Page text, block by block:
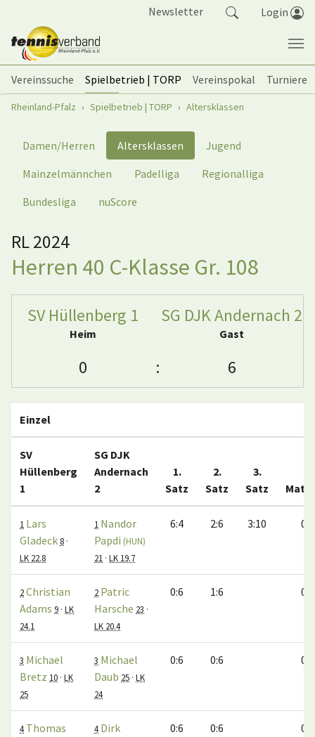
Newsletter Login
Vereinssuche Spielbetrieb | TORP Vereinspokal
Turniere
Sie sind hier:
Rheinland-Pfalz Spielbetrieb | TORP Altersklassen
Damen/Herren Altersklassen
Jugend
Mainzelmännchen
Padelliga
Regionalliga
Bundesliga
nuScore
RL 2024
Herren 40 C-Klasse Gr. 108
SV Hüllenberg 1
Heim
SG DJK Andernach 2
Gast
0 : 6
Einzel
SV
Hüllenberg
1
SG DJK
Andernach
2
1.
Satz
2.
Satz
3.
Satz
1 Lars
Gladeck 8 ·
LK 22.8
1 Nandor
Papdi (HUN)
21 · LK 19.7
6:4 2:6 3:10 0:1
2Christian
Adams 9 · LK
24.1
2 Patric
Harsche 23 ·
LK 20.4
0:6 1:6 0:1
3 Michael
Bretz 10 · LK
25
3 Michael
Daub 25 · LK
24
0:6 0:6 0:1
4 Thomas
4 Dirk
0:6 0:6 0:1